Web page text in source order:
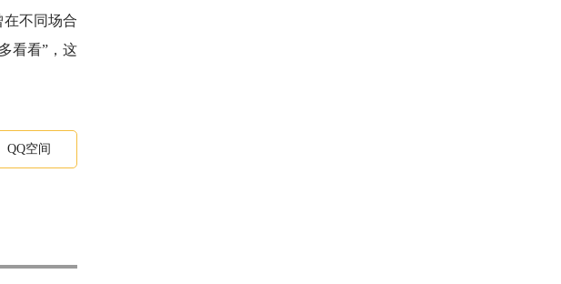
不同场合
看看”，这
QQ空间